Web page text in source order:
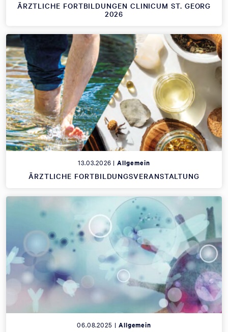
ÄRZTLICHE FORTBILDUNGEN CLINICUM ST. GEORG
2026
13.03.2026 |Allgemein
ÄRZTLICHE FORTBILDUNGSVERANSTALTUNG
06.08.2025 | Allgemein